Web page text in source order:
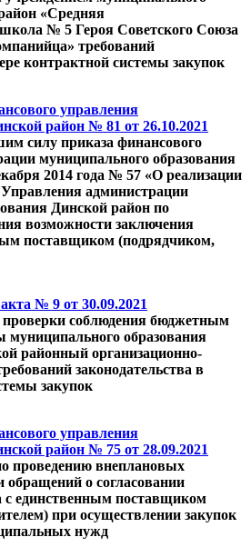
«Средняя
№ 5 Героя Советского Союза
требований
контрактной системы закупок
управления
район № 81 от 26.10.2021
силу приказа финансового
муниципального образования
2014 года № 57 «О реализации
администрации
Динской район по
возможности заключения
поставщиком (подрядчиком,
№ 9 от 30.09.2021
соблюдения бюджетным
муниципального образования
районный организационно-
законодательства в
закупок
управления
район № 75 от 28.09.2021
проведению внеплановых
обращений о согласовании
с единственным поставщиком
при осуществлении закупок
нужд